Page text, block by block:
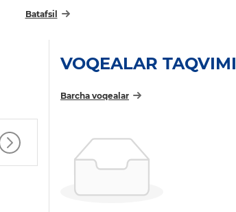
Batafsil
VOQEALAR TAQVIMI
Barcha voqealar